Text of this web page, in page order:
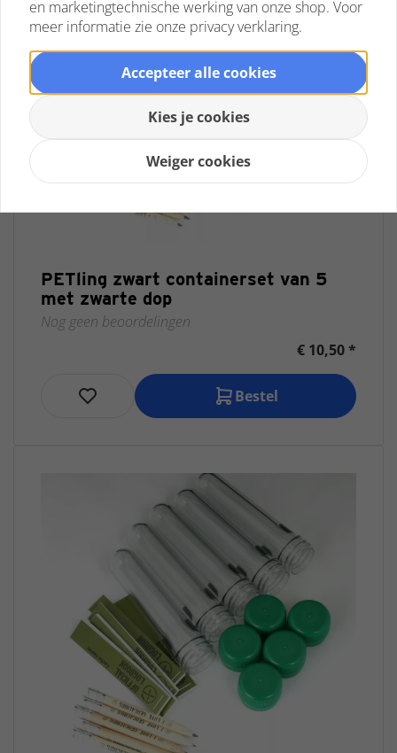
PETling zwart containerset van 5
met zwarte dop
Nog geen beoordelingen
€ 10,50 *
Bestel
en marketingtechnische werking van onze shop. Voor
meer informatie zie onze privacy verklaring.
Accepteer alle cookies
Kies je cookies
Weiger cookies